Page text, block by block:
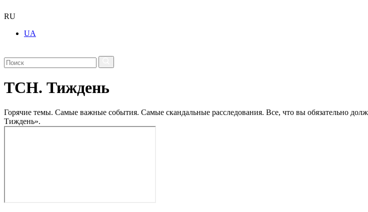
RU
UA
ТСН. Тиждень
Горячие темы. Самые важные события. Самые скандальные расследования. Все, что вы обязательно
Тиждень».